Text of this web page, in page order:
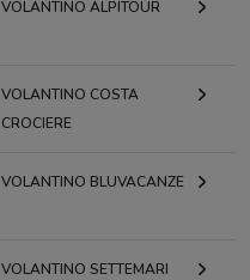
VOLANTINO ALPITOUR
VOLANTINO COSTA
CROCIERE
VOLANTINO BLUVACANZE
VOLANTINO SETTEMARI